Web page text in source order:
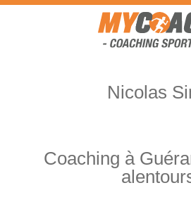
Nicolas
Coaching à